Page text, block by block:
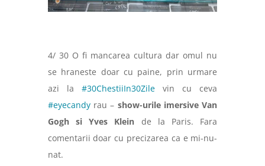
4/ 30 O fi mancarea cultura dar omul nu
se hraneste doar cu paine, prin urmare
azi la #30ChestiiIn30Zilevin cu ceva
#eyecandyrau – show-urile imersive Van
Gogh si Yves Klein de la Paris. Fara
comentarii doar cu precizarea ca e mi-nu-
nat.